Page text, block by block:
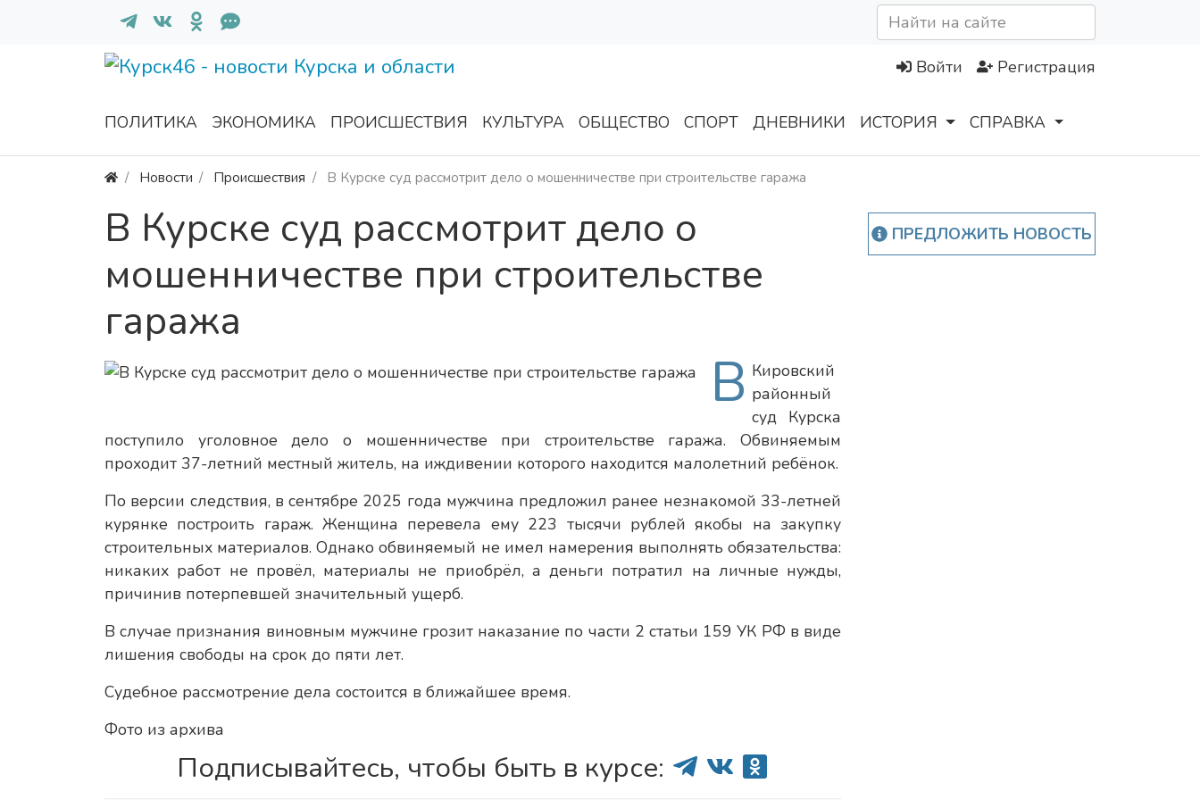
Войти Регистрация
ПОЛИТИКА ЭКОНОМИКА ПРОИСШЕСТВИЯ КУЛЬТУРА ОБЩЕСТВО СПОРТ ДНЕВНИКИ ИСТОРИЯ СПРАВКА
Новости Происшествия В Курске суд рассмотрит дело о мошенничестве при строительстве гаража
В Курске суд рассмотрит дело о
мошенничестве при строительстве
гаража
В Кировский
районный
суд Курска
поступило уголовное дело о мошенничестве при строительстве гаража. Обвиняемым
проходит 37-летний местный житель, на иждивении которого находится малолетний ребёнок.
По версии следствия, в сентябре 2025 года мужчина предложил ранее незнакомой 33-летней
курянке построить гараж. Женщина перевела ему 223 тысячи рублей якобы на закупку
строительных материалов. Однако обвиняемый не имел намерения выполнять обязательства:
никаких работ не провёл, материалы не приобрёл, а деньги потратил на личные нужды,
причинив потерпевшей значительный ущерб.
В случае признания виновным мужчине грозит наказание по части 2 статьи 159 УК РФ в виде
лишения свободы на срок до пяти лет.
Судебное рассмотрение дела состоится в ближайшее время.
Фото из архива
Подписывайтесь, чтобы быть в курсе:
ПРЕДЛОЖИТЬ НОВОСТЬ